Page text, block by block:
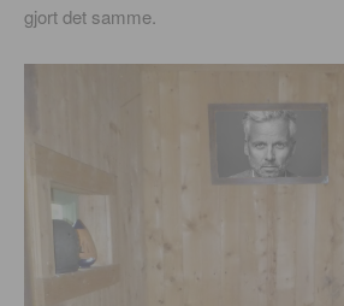
gjort det samme.